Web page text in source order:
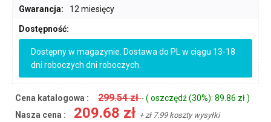
Gwarancja: 12 miesięcy
Dostępność:
Dostępny w magazynie. Dostawa do PL w ciągu 13-18
dni roboczych dni roboczych.
Cena katalogowa : 299.54 zł- ( oszczędź (30%): 89.86 zł )
Nasza cena :
209.68 zł + zł 7.99 koszty wysyłki